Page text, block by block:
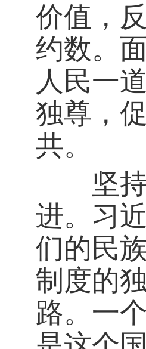
价值，
约数。
人民一
独尊，
共。
坚持
进。习
们的民
制度的
路。一